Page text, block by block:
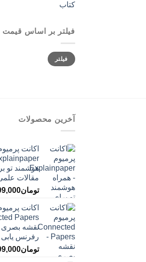
کتاب
فیلتر بر اساس قیمت
حداقل
قیمت
حداکثر
قیمت
فیلتر
آخرین محصولات
اکانت
هوشمند تو
مقالات
تومان
اکانت
نقشه
رفرنس یابی
تومان